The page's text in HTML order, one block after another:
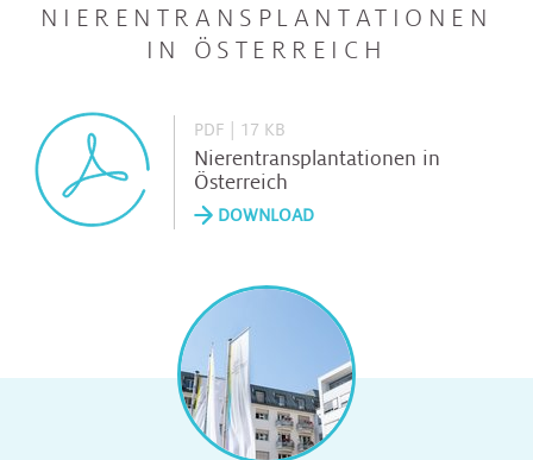
NIERENTRANSPLANTATIONEN
IN ÖSTERREICH
PDF | 17 KB
Nierentransplantationen in
Österreich
DOWNLOAD